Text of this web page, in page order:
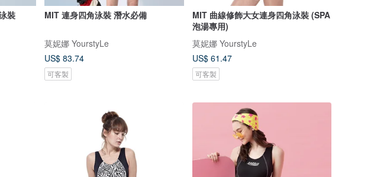
裝 MIT 連身四角泳裝 潛水必備
莫妮娜 YourstyLe
US$ 83.74
可客製
MIT 曲線修飾大女連身四角泳裝 (SPA
泡湯專用)
莫妮娜 YourstyLe
US$ 61.47
可客製